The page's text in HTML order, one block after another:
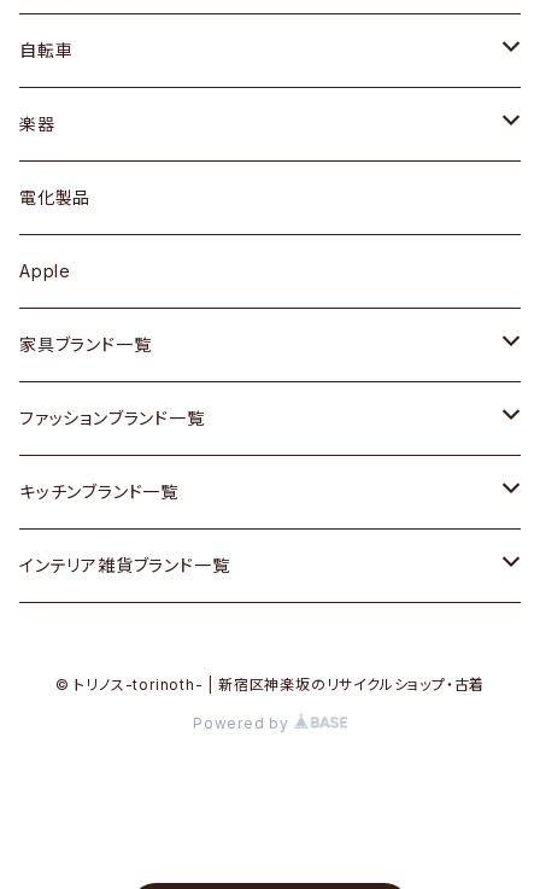
ドレッサー
シェルフ
キュリオケース / 飾り棚
カップボード / 食器棚
チェスト
その他家具
Vintageヴィンテージ / Antiqueアンティーク
Designers / デザイナーズ
アウター
トップス
ワンピース
ボトムス
靴
スカーフ
腕時計
Vintage / ヴィンテージ
プレート / ボウル
カトラリー
ケトル / ティーポット
鍋 / フライパン
Vintage / ヴィンテージ
銀製品
和物 / 作家物
その他キッチン雑貨
自転車
dahon
楽器
ギター
ベース
その他楽器
電化製品
Apple
家具ブランド一覧
ACME Furniture / アクメ ファニチャー
ACTUS / アクタス
arflex / アルフレックス
ファッションブランド一覧
agnes b / アニエス ベー
BALLY / バリー
キッチンブランド一覧
ARABIA / アラビア
インテリア雑貨ブランド一覧
© トリノス-torinoth- | 新宿区神楽坂のリサイクルショップ・古着
Powered by